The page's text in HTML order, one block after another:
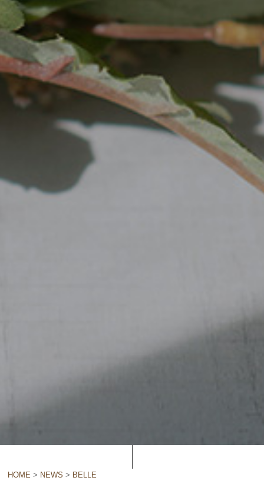
HOME > NEWS > BELLE